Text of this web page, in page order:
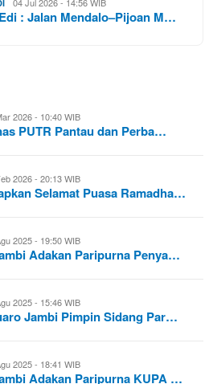
: Jalan Mendalo–Pijoan M…
2026 - 10:40 WIB
PUTR Pantau dan Perba…
2026 - 20:13 WIB
Selamat Puasa Ramadha…
2025 - 19:50 WIB
Adakan Paripurna Penya…
2025 - 15:46 WIB
Jambi Pimpin Sidang Par…
2025 - 18:41 WIB
Adakan Paripurna KUPA …